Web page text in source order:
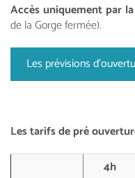
Accès uniquement par
de la Gorge fermée).
Les prévisions
Les tarifs de pré
4h